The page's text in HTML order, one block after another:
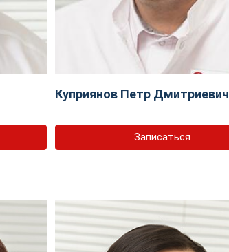
Куприянов Петр Дмитриевич
Записаться